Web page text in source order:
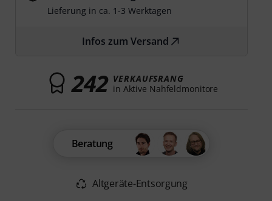
Lieferung in ca. 1-3 Werktagen
Infos zum Versand
242 VERKAUFSRANG
in Aktive Nahfeldmonitore
Beratung
Altgeräte-Entsorgung